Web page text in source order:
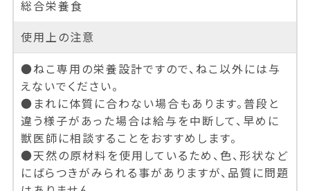
総合栄養食
使用上の注意
●ねこ専用の栄養設計ですので、ねこ以外には与
えないでください。
●まれに体質に合わない場合もあります。普段と
違う様子があった場合は給与を中断して、早めに
獣医師に相談することをおすすめします。
●天然の原材料を使用しているため、色、形状など
にばらつきがみられる事がありますが、品質に問題